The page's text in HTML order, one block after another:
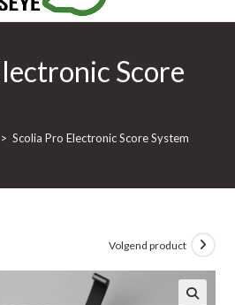
Score
> Scolia Pro Electronic Score System
Volgend product